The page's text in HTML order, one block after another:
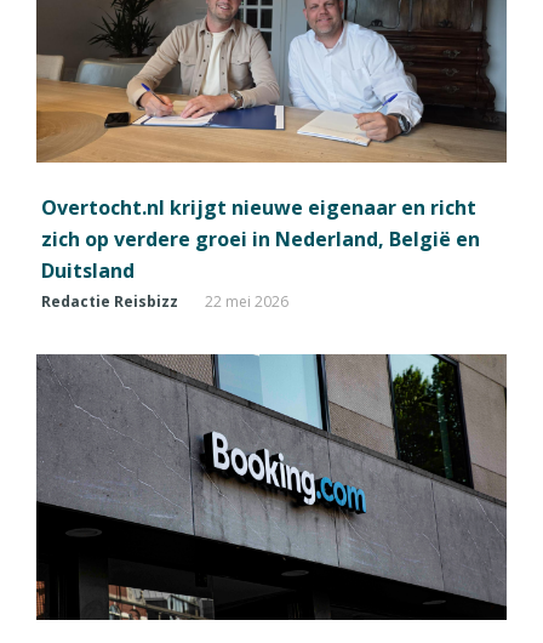
Overtocht.nl krijgt nieuwe eigenaar en richt
zich op verdere groei in Nederland, België en
Duitsland
Redactie Reisbizz 22 mei 2026